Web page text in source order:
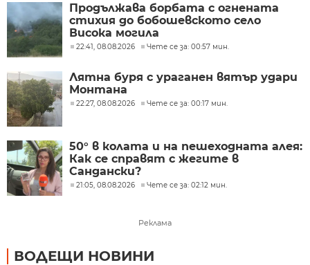
Продължава борбата с огнената
стихия до бобошевското село
Висока могила
22:41, 08.08.2026 Чете се за: 00:57 мин.
Лятна буря с ураганен вятър удари
Монтана
22:27, 08.08.2026 Чете се за: 00:17 мин.
50° в колата и на пешеходната алея:
Как се справят с жегите в
Сандански?
21:05, 08.08.2026 Чете се за: 02:12 мин.
Реклама
ВОДЕЩИ НОВИНИ